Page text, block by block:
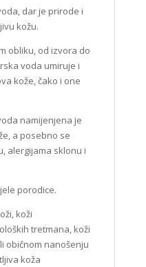
dar je prirode i
kožu.
obliku, od izvora do
voda umiruje i
kože, čako i one
namijenjena je
a posebno se
alergijama sklonu i
porodice.
koži
tretmana, koži
običnom nanošenju
koža